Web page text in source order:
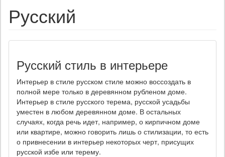
Русский
Русский стиль в интерьере
Интерьер в стиле русском стиле можно воссоздать в
полной мере только в деревянном рубленом доме.
Интерьер в стиле русского терема, русской усадьбы
уместен в любом деревянном доме. В остальных
случаях, когда речь идет, например, о кирпичном доме
или квартире, можно говорить лишь о стилизации, то есть
о привнесении в интерьер некоторых черт, присущих
русской избе или терему.